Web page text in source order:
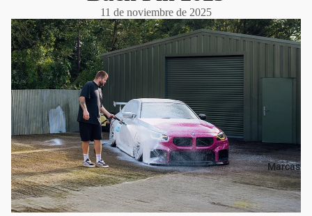
Pulimen
tos
Llantas
Marcas
11 de noviembre de 2025